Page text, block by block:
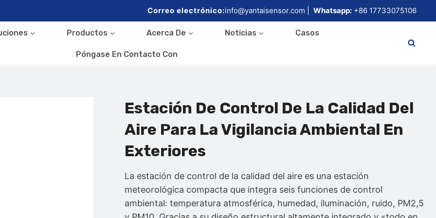
Correo electrónico:info@yantaisensor.com | Whatsapp: +86 17733075106
Productos Acerca De Noticias Casos
Póngase En Contacto Con
Estación De Control De La Calidad Del
Aire Para La Vigilancia Ambiental En
Exteriores
La estación de control de la calidad del aire es una estación
meteorológica compacta que integra seis funciones de control
ambiental: temperatura atmosférica, humedad, iluminación, ruido, PM2,5